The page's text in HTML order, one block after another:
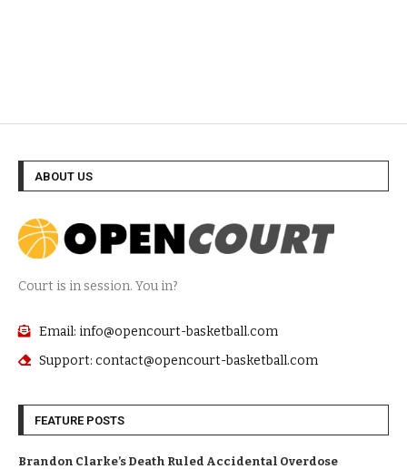
ABOUT US
Court is in session. You in?
Email: info@opencourt-basketball.com
Support: contact@opencourt-basketball.com
FEATURE POSTS
Brandon Clarke’s Death Ruled Accidental Overdose